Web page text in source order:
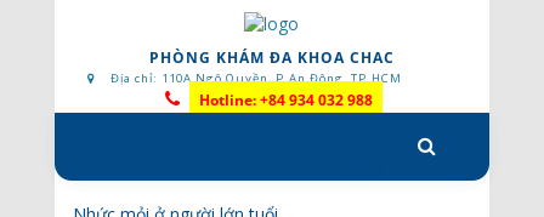
PHÒNG KHÁM ĐA KHOA CHAC
Địa chỉ: 110A Ngô Quyền, P.An Đông, TP.HCM
Hotline: +84 934 032 988
to